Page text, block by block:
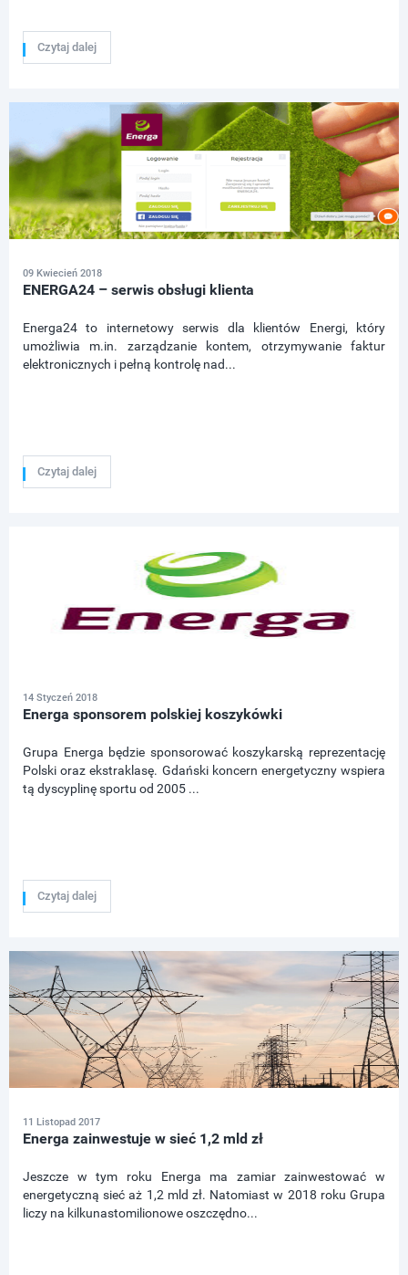
Czytaj dalej
09 Kwiecień 2018
ENERGA24 – serwis obsługi klienta
Energa24 to internetowy serwis dla klientów Energi, który
umożliwia m.in. zarządzanie kontem, otrzymywanie faktur
elektronicznych i pełną kontrolę nad...
Czytaj dalej
14 Styczeń 2018
Energa sponsorem polskiej koszykówki
Grupa Energa będzie sponsorować koszykarską reprezentację
Polski oraz ekstraklasę. Gdański koncern energetyczny wspiera
tą dyscyplinę sportu od 2005 ...
Czytaj dalej
11 Listopad 2017
Energa zainwestuje w sieć 1,2 mld zł
Jeszcze w tym roku Energa ma zamiar zainwestować w
energetyczną sieć aż 1,2 mld zł. Natomiast w 2018 roku Grupa
liczy na kilkunastomilionowe oszczędno...